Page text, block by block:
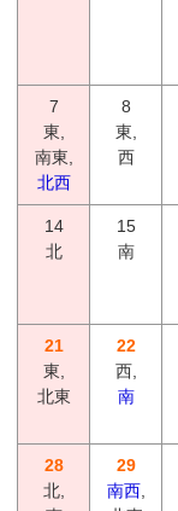
7
東,
南東,
北西
8
東,
西
14
北
15
南
21
東,
北東
22
西,
南
28
北,
29
南西,